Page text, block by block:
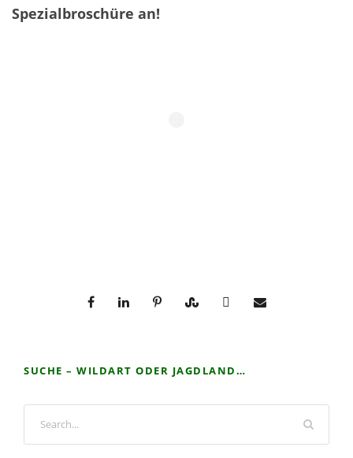
Spezialbroschüre an!
SUCHE – WILDART ODER JAGDLAND…